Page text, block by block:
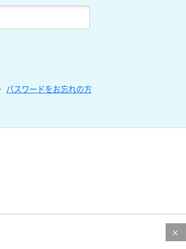
パスワードをお忘れの方